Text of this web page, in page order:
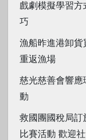
戲劇模擬學習
巧
漁船昨進港卸貨
重返漁場
慈光慈善會響
動
救國團國稅局訂
比賽活動 歡迎